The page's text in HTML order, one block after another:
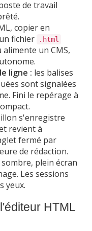
de travail
copier en
fichier
.html
un CMS,
ligne : les balises
sont signalées
Fini le repérage à
s'enregistre
revient à
fermé par
de rédaction.
plein écran
Les sessions
yeux.
HTML